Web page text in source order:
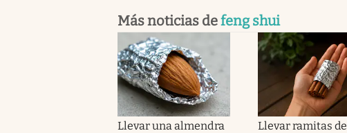
Más noticias defeng shui
Llevar una almendra
Llevar ramitas de